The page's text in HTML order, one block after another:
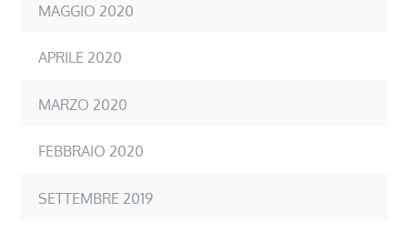
MAGGIO 2020
APRILE 2020
MARZO 2020
FEBBRAIO 2020
SETTEMBRE 2019